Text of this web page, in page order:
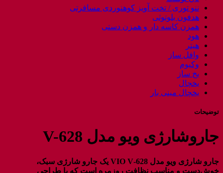
ننو توری / تخت آویز کوهنوردی مسافرتی
هدفون بلوتوثی
همزن کاسه دار و همزن دستی
هود
هیتر
وافل ساز
وکیوم
یخ ساز
یخچال
یخچال مینی بار
توضیحات
جاروشارژی ویو مدل V-628
جارو شارژی ویو مدل VIO V‑628 یک جارو شارژی سبک،
خوش‌دست و مناسب نظافت روزمره است که با طراحی